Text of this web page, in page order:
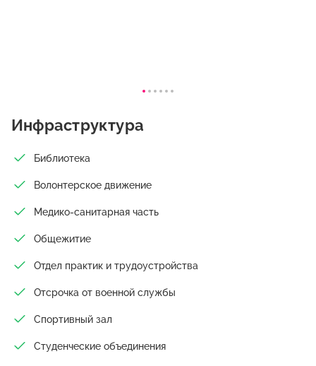
Инфраструктура
Библиотека
Волонтерское движение
Медико-санитарная часть
Общежитие
Отдел практик и трудоустройства
Отсрочка от военной службы
Спортивный зал
Студенческие объединения